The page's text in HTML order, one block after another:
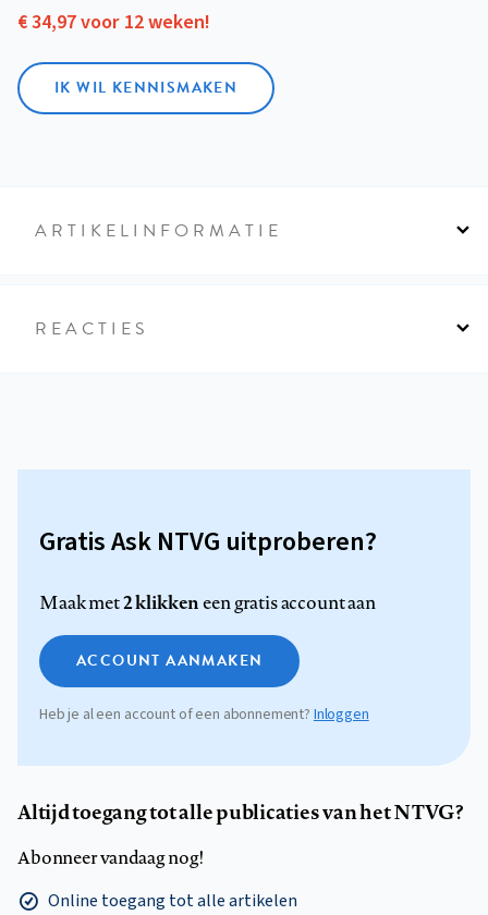
€ 34,97 voor 12 weken!
IK WIL KENNISMAKEN
ARTIKELINFORMATIE
REACTIES
Gratis Ask NTVG uitproberen?
Maak met2 klikkeneen gratis account aan
ACCOUNT AANMAKEN
Heb je al een account of een abonnement?Inloggen
Altijd toegang tot alle publicaties van het NTVG?
Abonneer vandaag nog!
Online toegang tot alle artikelen